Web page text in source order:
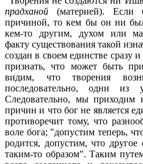
прадханой (материей). Если
причиной, то кем бы он ни
кем-то другим, духом или
факту существования такой
создан в своем единстве сразу
признать, что может быть
видим, что творения
последовательно, одни из
Следовательно, мы приходим
причин и что бог не является
противоречит тому, что
воле бога; "допустим теперь,
родится, допустим, что
таким-то образом". Таким